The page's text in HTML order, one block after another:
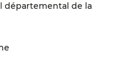
départemental de la